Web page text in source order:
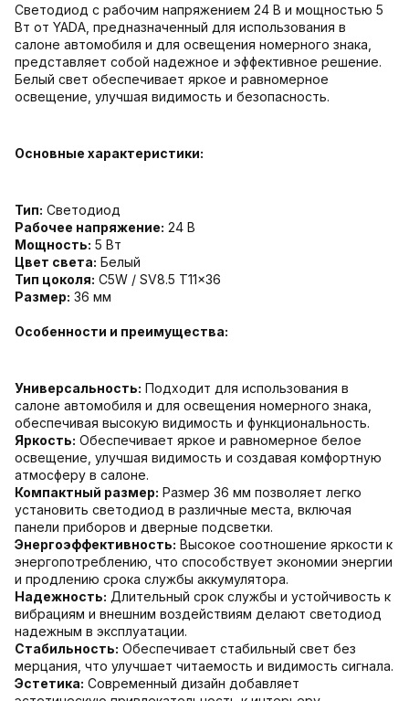
Светодиод с рабочим напряжением 24 В и мощностью 5
Вт от YADA, предназначенный для использования в
салоне автомобиля и для освещения номерного знака,
представляет собой надежное и эффективное решение.
Белый свет обеспечивает яркое и равномерное
освещение, улучшая видимость и безопасность.
Основные характеристики:
Тип: Светодиод
Рабочее напряжение: 24 В
Мощность: 5 Вт
Цвет света: Белый
Тип цоколя: C5W / SV8.5 T11x36
Размер: 36 мм
Особенности и преимущества:
Универсальность: Подходит для использования в
салоне автомобиля и для освещения номерного знака,
обеспечивая высокую видимость и функциональность.
Яркость: Обеспечивает яркое и равномерное белое
освещение, улучшая видимость и создавая комфортную
атмосферу в салоне.
Компактный размер: Размер 36 мм позволяет легко
установить светодиод в различные места, включая
панели приборов и дверные подсветки.
Энергоэффективность: Высокое соотношение яркости к
энергопотреблению, что способствует экономии энергии
и продлению срока службы аккумулятора.
Надежность: Длительный срок службы и устойчивость к
вибрациям и внешним воздействиям делают светодиод
надежным в эксплуатации.
Стабильность: Обеспечивает стабильный свет без
мерцания, что улучшает читаемость и видимость сигнала.
Эстетика: Современный дизайн добавляет